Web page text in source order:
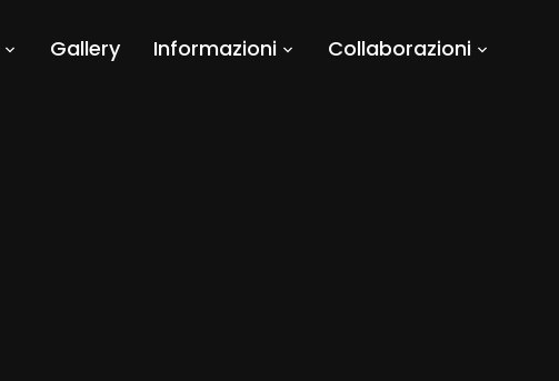
Gallery Informazioni
Collaborazioni